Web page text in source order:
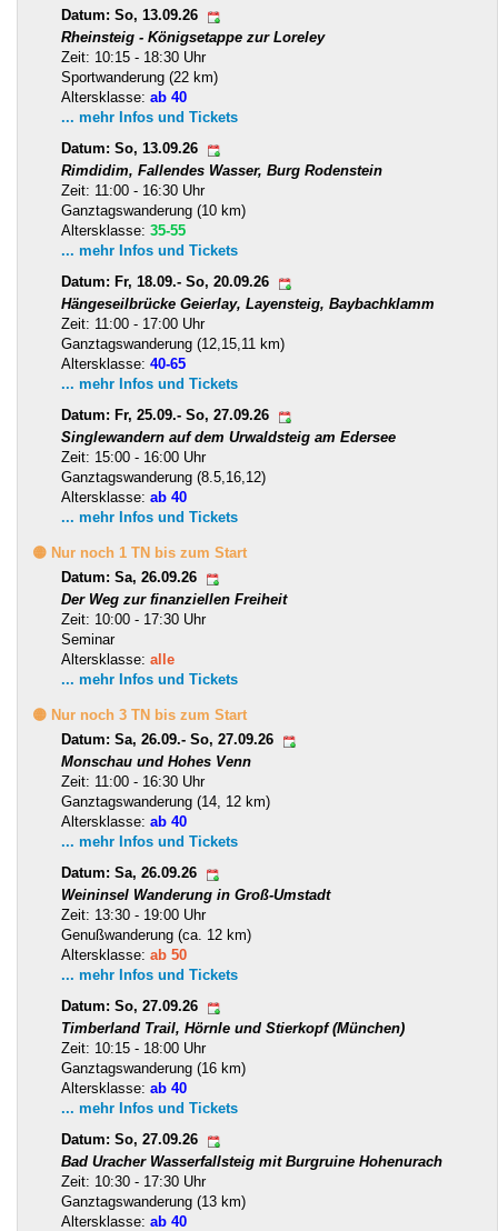
Datum: So, 13.09.26
Rheinsteig - Königsetappe zur Loreley
Zeit: 10:15 - 18:30 Uhr
Sportwanderung (22 km)
Altersklasse: ab 40
... mehr Infos und Tickets
Datum: So, 13.09.26
Rimdidim, Fallendes Wasser, Burg Rodenstein
Zeit: 11:00 - 16:30 Uhr
Ganztagswanderung (10 km)
Altersklasse: 35-55
... mehr Infos und Tickets
Datum: Fr, 18.09.- So, 20.09.26
Hängeseilbrücke Geierlay, Layensteig, Baybachklamm
Zeit: 11:00 - 17:00 Uhr
Ganztagswanderung (12,15,11 km)
Altersklasse: 40-65
... mehr Infos und Tickets
Datum: Fr, 25.09.- So, 27.09.26
Singlewandern auf dem Urwaldsteig am Edersee
Zeit: 15:00 - 16:00 Uhr
Ganztagswanderung (8.5,16,12)
Altersklasse: ab 40
... mehr Infos und Tickets
🟡 Nur noch 1 TN bis zum Start
Datum: Sa, 26.09.26
Der Weg zur finanziellen Freiheit
Zeit: 10:00 - 17:30 Uhr
Seminar
Altersklasse: alle
... mehr Infos und Tickets
🟡 Nur noch 3 TN bis zum Start
Datum: Sa, 26.09.- So, 27.09.26
Monschau und Hohes Venn
Zeit: 11:00 - 16:30 Uhr
Ganztagswanderung (14, 12 km)
Altersklasse: ab 40
... mehr Infos und Tickets
Datum: Sa, 26.09.26
Weininsel Wanderung in Groß-Umstadt
Zeit: 13:30 - 19:00 Uhr
Genußwanderung (ca. 12 km)
Altersklasse: ab 50
... mehr Infos und Tickets
Datum: So, 27.09.26
Timberland Trail, Hörnle und Stierkopf (München)
Zeit: 10:15 - 18:00 Uhr
Ganztagswanderung (16 km)
Altersklasse: ab 40
... mehr Infos und Tickets
Datum: So, 27.09.26
Bad Uracher Wasserfallsteig mit Burgruine Hohenurach
Zeit: 10:30 - 17:30 Uhr
Ganztagswanderung (13 km)
Altersklasse: ab 40